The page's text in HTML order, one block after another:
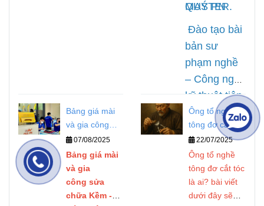
PN.
đến với đội
ngũ kỹ thuật
chuyên
nghiệp nhất
hiện nay,
chế độ bảo
MASTER.
QUÝ PN
Đào tạo bài
bản sư
phạm nghề
– Công nghệ
kỹ thuật tiên
tiến nhất
hiện nay –
Cam kết
chất lượng
nghề.
Bảng giá mài
và gia công
sửa chữa Kềm
- Kéo - Tông
Đơ
07/08/2025
Bảng giá mài
và gia
công sửa
chữa Kềm -
Ông tổ nghề
tông đơ cắt tóc
là ai?
22/07/2025
Ông tổ nghề
tông đơ cắt tóc
là ai? bài viết
dưới đây sẽ